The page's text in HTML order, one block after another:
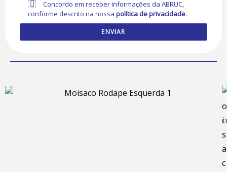
Concordo em receber informações da ABRUC,
conforme descrito na nossapolítica de privacidade.